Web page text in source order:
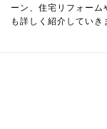
ーン、住宅リフォー
も詳しく紹介していき